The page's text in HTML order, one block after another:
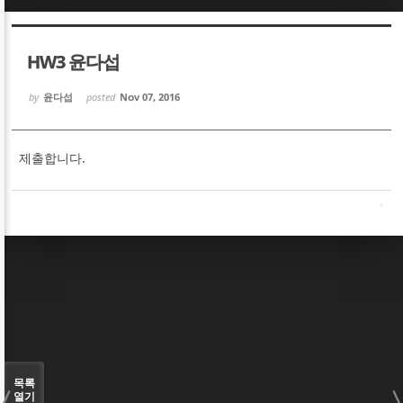
HW3 윤다섭
by 윤다섭 posted Nov 07, 2016
제출합니다.
목록
열기
Sketchbook5, 스케치북5
Sketchbook5, 스케치북5
Sketchbook5, 스케치북5
Sketchbook5, 스케치북5